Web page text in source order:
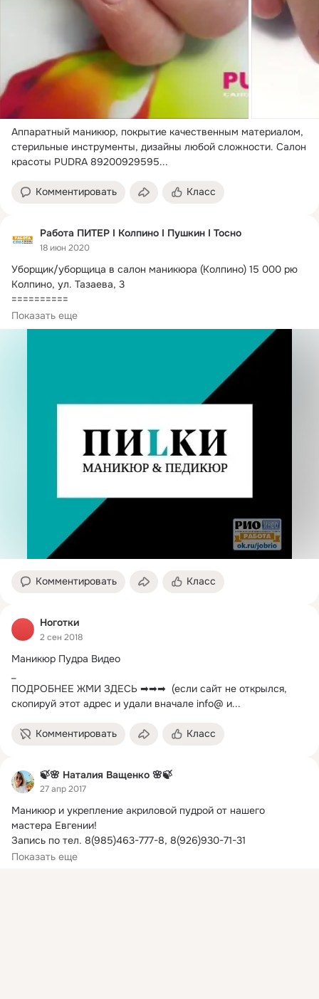
Аппаратный маникюр, покрытие качественным материалом,
стерильные инструменты, дизайны любой сложности. Салон
красоты PUDRA 89200929595...
Комментировать Класс
Работа ПИТЕР I Колпино I Пушкин I Тосно
18 июн 2020
Уборщик/уборщица в салон маникюра (Колпино) 15 000 рю
Колпино, ул. Тазаева, 3
==========
В салон маникюра и педикюра ПИЛКИ требуется сотрудник
по уборке.
Показать еще
Комментировать Класс
Ноготки
2 сен 2018
Маникюр Пудра Видео
ПОДРОБНЕЕ ЖМИ ЗДЕСЬ ➡➡➡  (если сайт не открылся,
скопируй этот адрес и удали вначале info@ и...
Комментировать Класс
🍃🌸 Наталия Ващенко 🌸🍃
27 апр 2017
Маникюр и укрепление акриловой пудрой от нашего
мастера Евгении!
Запись по тел. 8(985)463-777-8, 8(926)930-71-31
Мы открыты каждый день с 10.00-21.00
Показать еще